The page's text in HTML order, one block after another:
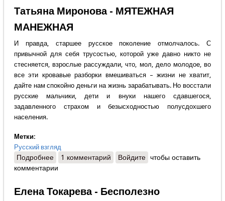
Татьяна Миронова - МЯТЕЖНАЯ
МАНЕЖНАЯ
И правда, старшее русское поколение отмолчалось. С
привычной для себя трусостью, которой уже давно никто не
стесняется, взрослые рассуждали, что, мол, дело молодое, во
все эти кровавые разборки вмешиваться – жизни не хватит,
дайте нам спокойно деньги на жизнь зарабатывать. Но восстали
русские мальчики, дети и внуки нашего сдавшегося,
задавленного страхом и безысходностью полусдохшего
населения.
Метки:
Русский взгляд
Подробнеео Татьяна Миронова - МЯТЕЖНАЯ МАНЕЖНАЯ
1 комментарий Войдите чтобы оставить
комментарии
Елена Токарева - Бесполезно